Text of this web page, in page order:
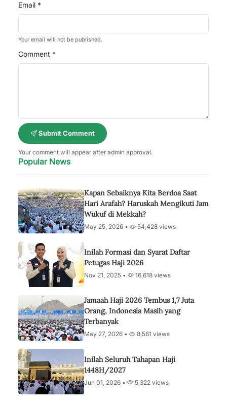
Email *
Your email will not be published.
Comment *
Submit Comment
Your comment will appear after admin approval.
Popular News
Kapan Sebaiknya Kita Berdoa Saat
Hari Arafah? Haruskah Mengikuti Jam
Wukuf di Mekkah?
May 25, 2026 • 54,428 views
Inilah Formasi dan Syarat Daftar
Petugas Haji 2026
Nov 21, 2025 • 16,618 views
Jamaah Haji 2026 Tembus 1,7 Juta
Orang, Indonesia Masih yang
Terbanyak
May 27, 2026 • 8,561 views
Inilah Seluruh Tahapan Haji
1448H/2027
Jun 01, 2026 • 5,322 views